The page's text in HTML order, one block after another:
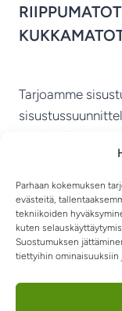
Parhaan kokemuksen
evästeitä,
tekniikoiden
kuten
Suostumuksen
tiettyihin ominaisuuksiin
RIIPPUMATOT
Tarjoamme
MIKKELIN